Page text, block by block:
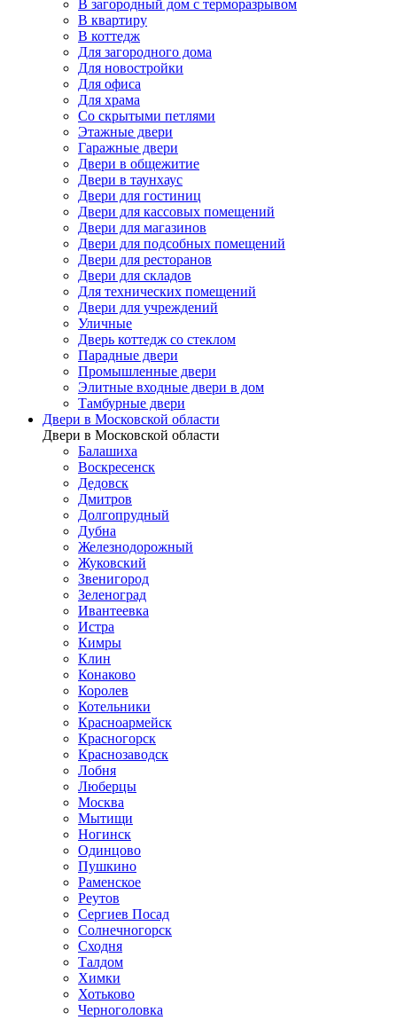
В загородный дом с терморазрывом
В квартиру
В коттедж
Для загородного дома
Для новостройки
Для офиса
Для храма
Со скрытыми петлями
Этажные двери
Гаражные двери
Двери в общежитие
Двери в таунхаус
Двери для гостиниц
Двери для кассовых помещений
Двери для магазинов
Двери для подсобных помещений
Двери для ресторанов
Двери для складов
Для технических помещений
Двери для учреждений
Уличные
Дверь коттедж со стеклом
Парадные двери
Промышленные двери
Элитные входные двери в дом
Тамбурные двери
Двери в Московской области
Двери в Московской области
Балашиха
Воскресенск
Дедовск
Дмитров
Долгопрудный
Дубна
Железнодорожный
Жуковский
Звенигород
Зеленоград
Ивантеевка
Истра
Кимры
Клин
Конаково
Королев
Котельники
Красноармейск
Красногорск
Краснозаводск
Лобня
Люберцы
Москва
Мытищи
Ногинск
Одинцово
Пушкино
Раменское
Реутов
Сергиев Посад
Солнечногорск
Сходня
Талдом
Химки
Хотьково
Черноголовка